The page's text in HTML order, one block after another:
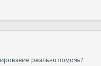
реально помочь?